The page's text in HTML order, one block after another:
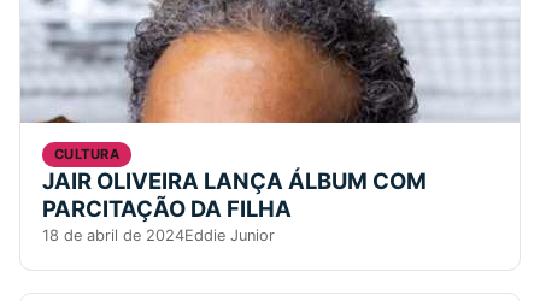
CULTURA
JAIR OLIVEIRA LANÇA ÁLBUM COM
PARCITAÇÃO DA FILHA
18 de abril de 2024Eddie Junior